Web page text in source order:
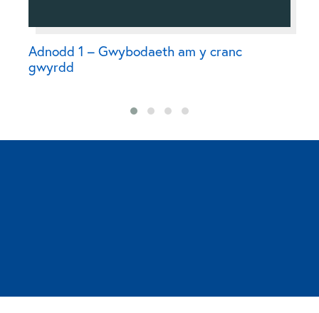
Adnodd 1 – Gwybodaeth am y cranc
gwyrdd